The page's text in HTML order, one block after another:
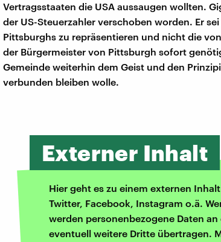
Vertragsstaaten die USA aussaugen wollten.
der US-Steuerzahler verschoben worden. Er
Pittsburghs zu repräsentieren und nicht die
der Bürgermeister von Pittsburgh sofort
Gemeinde weiterhin dem Geist und den
verbunden bleiben wolle.
Externer Inhalt
Hier geht es zu einem externen
Twitter, Facebook, Instagram o.ä.
werden personenbezogene Daten
eventuell weitere Dritte übertragen.